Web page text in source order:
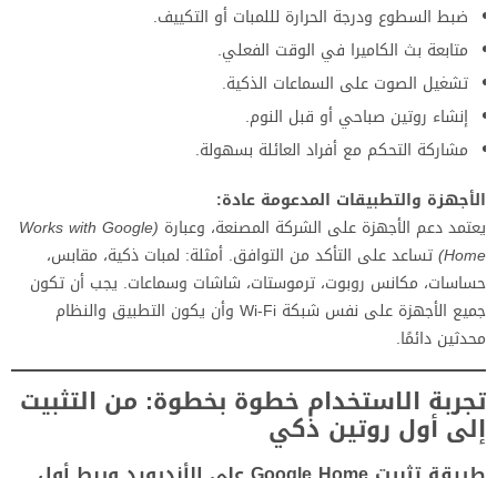
ضبط السطوع ودرجة الحرارة لللمبات أو التكييف.
متابعة بث الكاميرا في الوقت الفعلي.
تشغيل الصوت على السماعات الذكية.
إنشاء روتين صباحي أو قبل النوم.
مشاركة التحكم مع أفراد العائلة بسهولة.
الأجهزة والتطبيقات المدعومة عادة:
يعتمد دعم الأجهزة على الشركة المصنعة، وعبارة (Works with Google
Home) تساعد على التأكد من التوافق. أمثلة: لمبات ذكية، مقابس،
حساسات، مكانس روبوت، ترموستات، شاشات وسماعات. يجب أن تكون
جميع الأجهزة على نفس شبكة Wi‑Fi وأن يكون التطبيق والنظام
محدثين دائمًا.
تجربة الاستخدام خطوة بخطوة: من التثبيت
إلى أول روتين ذكي